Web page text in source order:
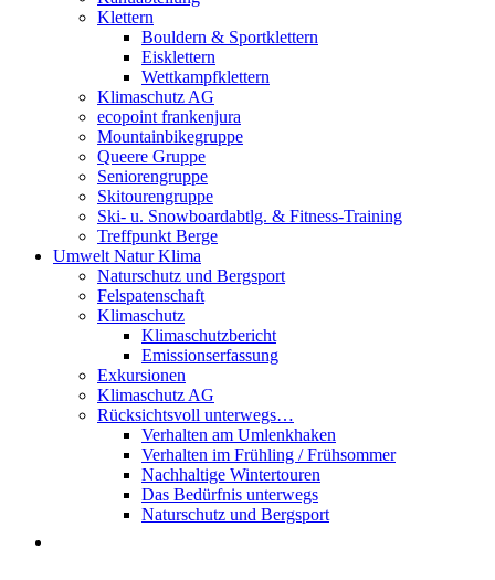
Klettern
Bouldern & Sportklettern
Eisklettern
Wettkampfklettern
Klimaschutz AG
ecopoint frankenjura
Mountainbikegruppe
Queere Gruppe
Seniorengruppe
Skitourengruppe
Ski- u. Snowboardabtlg. & Fitness-Training
Treffpunkt Berge
Umwelt Natur Klima
Naturschutz und Bergsport
Felspatenschaft
Klimaschutz
Klimaschutzbericht
Emissionserfassung
Exkursionen
Klimaschutz AG
Rücksichtsvoll unterwegs…
Verhalten am Umlenkhaken
Verhalten im Frühling / Frühsommer
Nachhaltige Wintertouren
Das Bedürfnis unterwegs
Naturschutz und Bergsport